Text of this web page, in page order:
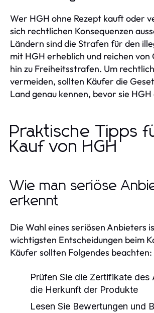
Wer HGH ohne Rezept kauft oder
sich rechtlichen Konsequenzen
Ländern sind die Strafen für den
mit HGH erheblich und reichen von
hin zu Freiheitsstrafen. Um
vermeiden, sollten Käufer die
Land genau kennen, bevor sie
Praktische Tipps
Kauf von HGH
Wie man seriöse
erkennt
Die Wahl eines seriösen Anbieters
wichtigsten Entscheidungen beim
Käufer sollten Folgendes beachten:
Prüfen Sie die Zertifikate des
die Herkunft der Produkte
Lesen Sie Bewertungen und